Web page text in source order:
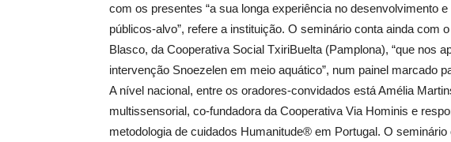
com os presentes “a sua longa experiência no desenvolvimento
públicos-alvo”, refere a instituição. O seminário conta ainda com
Blasco, da Cooperativa Social TxiriBuelta (Pamplona), “que nos
intervenção Snoezelen em meio aquático”, num painel marcado
A nível nacional, entre os oradores-convidados está Amélia
multissensorial, co-fundadora da Cooperativa Via Hominis e
metodologia de cuidados Humanitude® em Portugal. O